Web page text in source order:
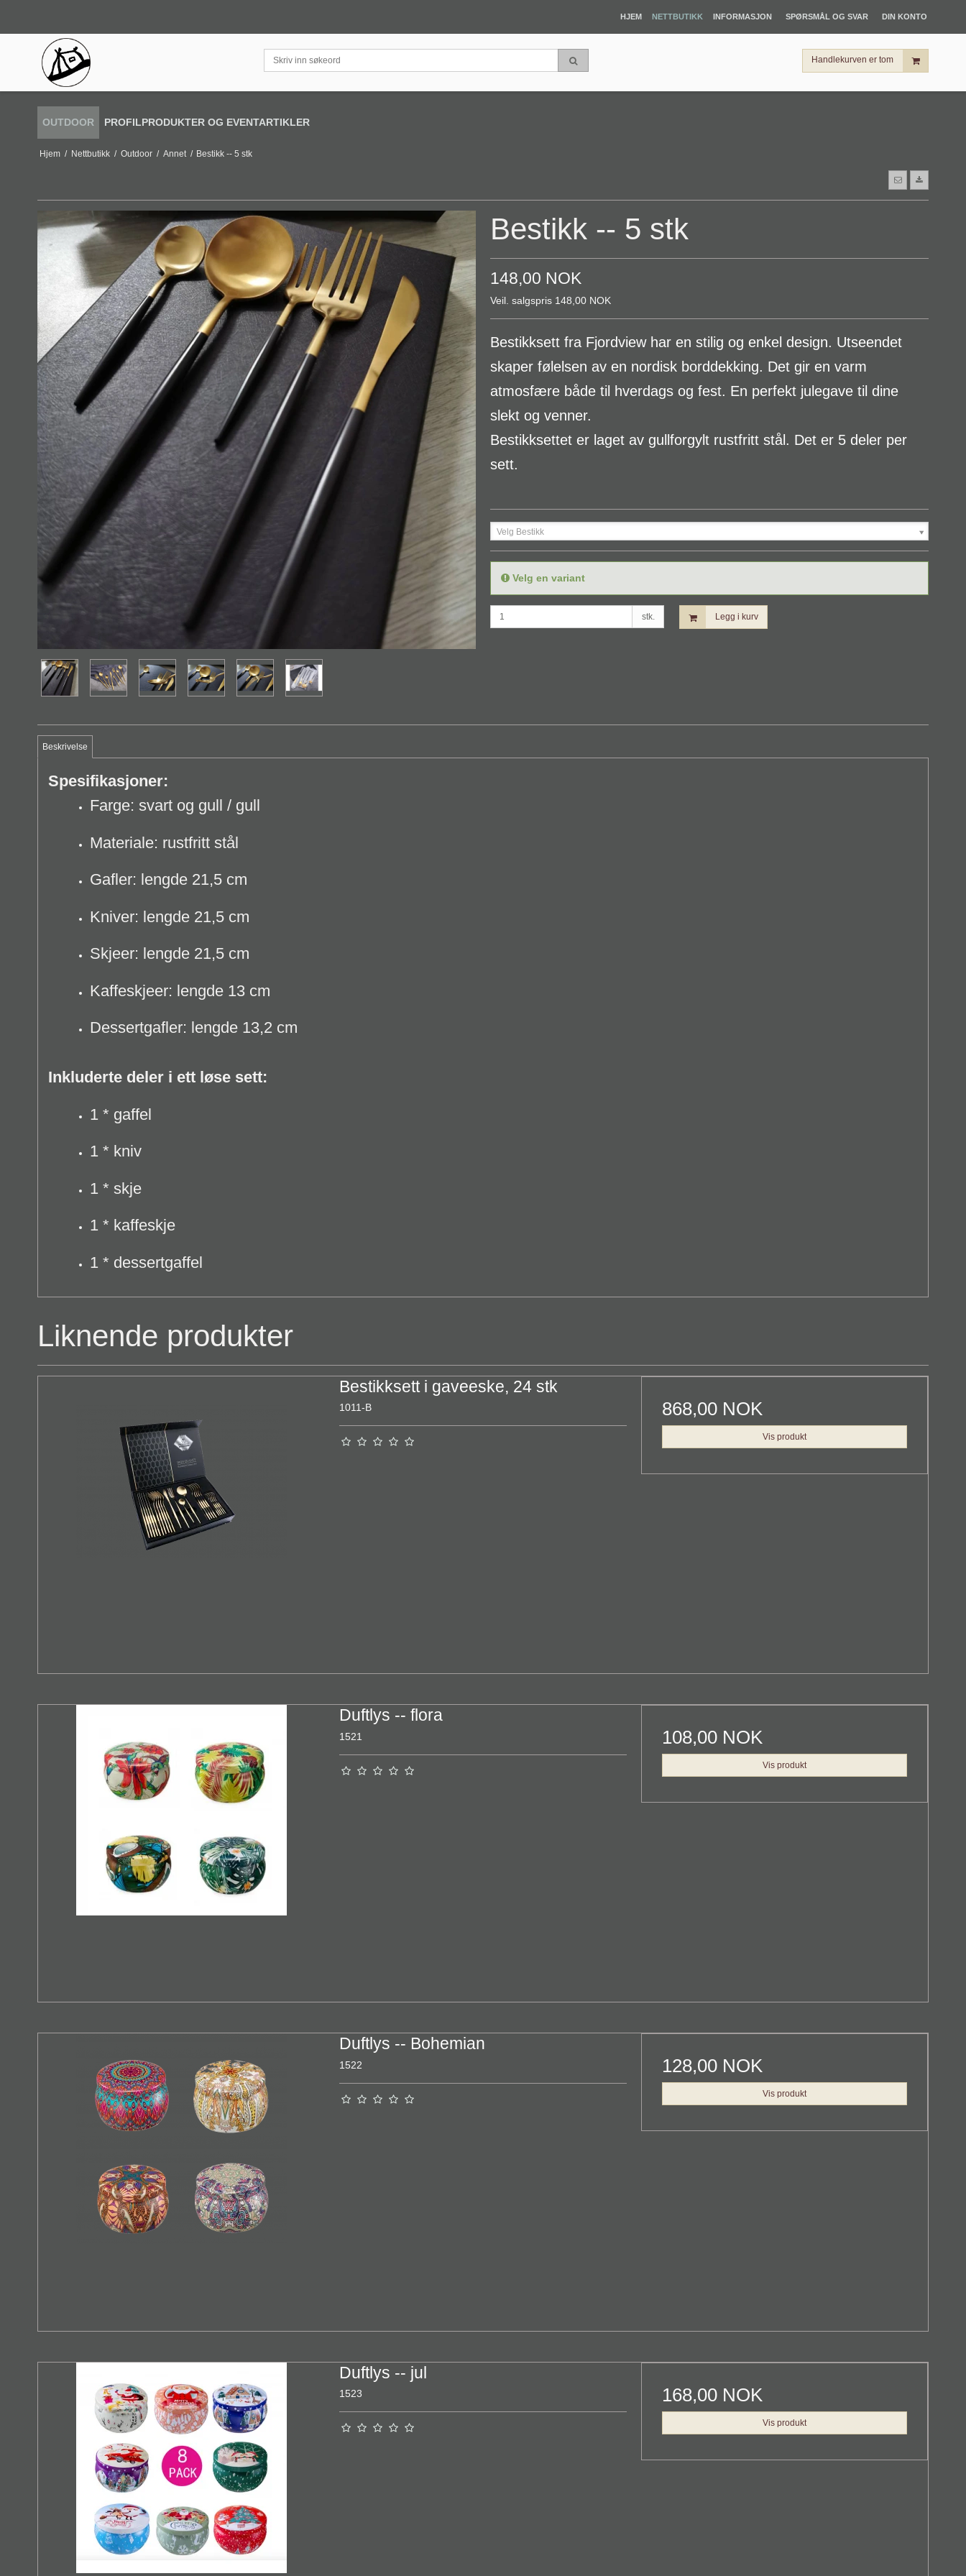
HJEM NETTBUTIKK INFORMASJON SPØRSMÅL OG SVAR DIN KONTO
Handlekurven er tom
OUTDOOR PROFILPRODUKTER OG EVENTARTIKLER
Hjem / Nettbutikk / Outdoor / Annet / Bestikk -- 5 stk
Bestikk -- 5 stk
148,00 NOK
Veil. salgspris 148,00 NOK
Bestikksett fra Fjordview har en stilig og enkel design. Utseendet
skaper følelsen av en nordisk borddekking. Det gir en varm
atmosfære både til hverdags og fest. En perfekt julegave til dine
slekt og venner.
Bestikksettet er laget av gullforgylt rustfritt stål. Det er 5 deler per
sett.
Velg Bestikk
Velg en variant
stk. Legg i kurv
Beskrivelse
Spesifikasjoner:
Farge: svart og gull / gull
Materiale: rustfritt stål
Gafler: lengde 21,5 cm
Kniver: lengde 21,5 cm
Skjeer: lengde 21,5 cm
Kaffeskjeer: lengde 13 cm
Dessertgafler: lengde 13,2 cm
Inkluderte deler i ett løse sett:
1 * gaffel
1 * kniv
1 * skje
1 * kaffeskje
1 * dessertgaffel
Liknende produkter
Bestikksett i gaveeske, 24 stk
1011-B 868,00 NOK
Vis produkt
Duftlys -- flora
1521 108,00 NOK
Vis produkt
Duftlys -- Bohemian
1522 128,00 NOK
Vis produkt
Duftlys -- jul
1523 168,00 NOK
Vis produkt